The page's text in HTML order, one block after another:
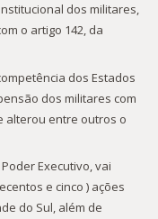
dos militares,
o artigo 142, da
dos Estados
dos militares com
alterou entre outros o
Executivo, vai
e cinco ) ações
do Sul, além de